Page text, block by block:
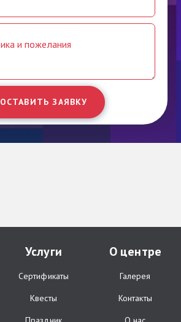
ОСТАВИТЬ ЗАЯВКУ
Услуги
Сертификаты
Квесты
О центре
Галерея
Контакты